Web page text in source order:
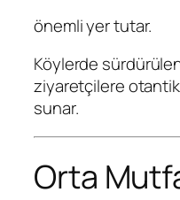
önemli yer tutar.
Köylerde
ziyaretçilere
sunar.
Orta